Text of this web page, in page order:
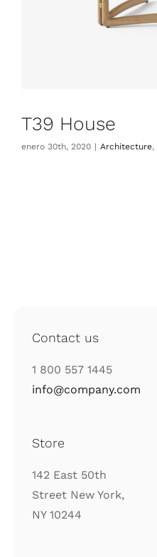
T39 House
enero 30th, 2020 | Architecture,
Contact us
1 800 557 1445
info@company.com
Store
142 East 50th
Street New York,
NY 10244